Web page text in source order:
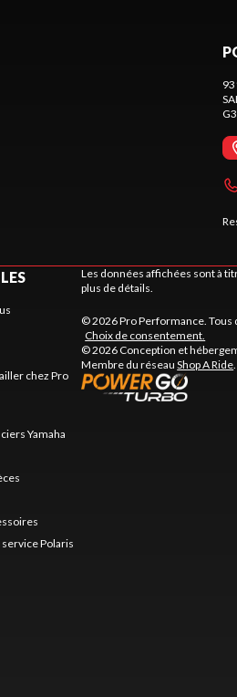
chez Pro
Yamaha
Polaris
Les données affichées sont à
plus de détails.
© 2026 Pro Performance.
Choix de consentement.
© 2026 Conception et
Membre du réseauShop A Ride